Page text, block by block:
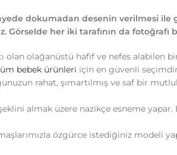
dokumadan desenin verilmesi
Görselde her iki tarafının da fotoğrafı
olan olağanüstü hafif ve nefes alabilen
bebek ürünleri için en güvenli
rahat, şımartılmış ve saf bir
almak üzere nazikçe esneme
özgürce istediğiniz modeli